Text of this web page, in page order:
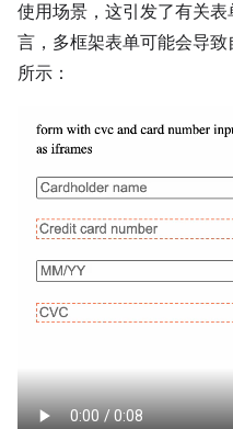
使用场景，这引发了有关
言，多框架表单可能会导
所示：